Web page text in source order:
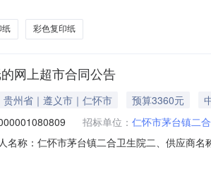
项目联系电话:0774-5135920采购计划信息
纸 彩色复印纸
网上超市合同公告
贵州省｜遵义市｜仁怀市 预算3360元
招标单位： 仁怀市茅台镇二
名称：仁怀市茅台镇二合卫生院二、供应商
件20.001683360服务要求或标的基本概况